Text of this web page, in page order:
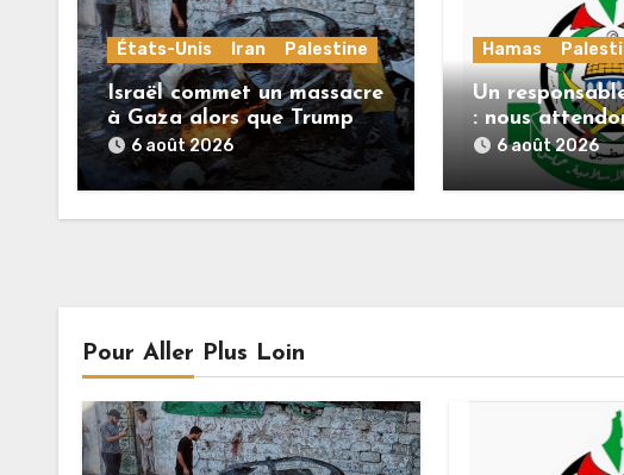
États-Unis Iran Palestine
Israël commet un massacre
à Gaza alors que Trump
menace l’Iran de
«décapitation»
6 août 2026
Hamas
Un
: nous
réponse
Mladenov
feuille de
deuxième
6 août 2026
Pour Aller Plus Loin